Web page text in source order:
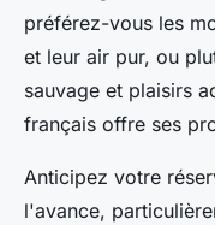
préférez-vous les
et leur air pur, ou
sauvage et plaisirs
français offre ses
Anticipez votre
l'avance,